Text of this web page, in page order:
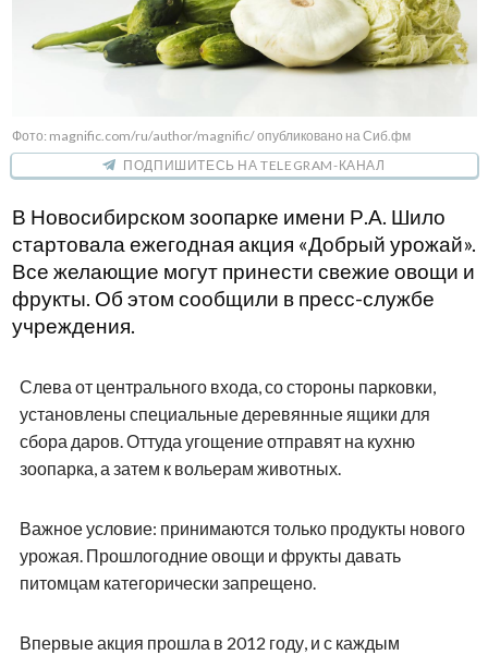
Фото: magnific.com/ru/author/magnific/ опубликовано на Сиб.фм
ПОДПИШИТЕСЬ НА TELEGRAM-КАНАЛ
В Новосибирском зоопарке имени Р.А. Шило
стартовала ежегодная акция «Добрый урожай».
Все желающие могут принести свежие овощи и
фрукты. Об этом сообщили в пресс-службе
учреждения.
Слева от центрального входа, со стороны парковки,
установлены специальные деревянные ящики для
сбора даров. Оттуда угощение отправят на кухню
зоопарка, а затем к вольерам животных.
Важное условие: принимаются только продукты нового
урожая. Прошлогодние овощи и фрукты давать
питомцам категорически запрещено.
Впервые акция прошла в 2012 году, и с каждым